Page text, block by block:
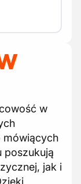
w
mówiących
poszukują
jak i